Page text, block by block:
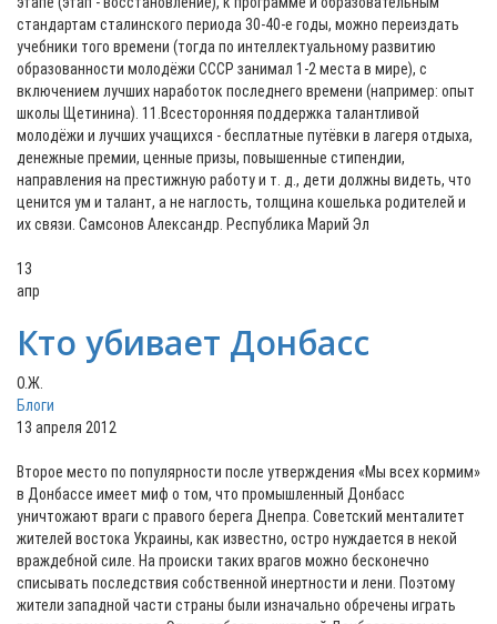
13
апр
Кто убивает Донбасс
О.Ж.
Блоги
13 апреля 2012
Второе место по популярности после утверждения «Мы всех кормим»
в Донбассе имеет миф о том, что промышленный Донбасс
уничтожают враги с правого берега Днепра. Советский менталитет
жителей востока Украины, как известно, остро нуждается в некой
враждебной силе. На происки таких врагов можно бесконечно
списывать последствия собственной инертности и лени. Поэтому
жители западной части страны были изначально обречены играть